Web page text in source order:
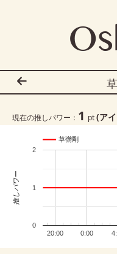
現在の推しパワー： 1 pt(ア
草彅剛
20:00 0:00
0
1
2
推しパワー